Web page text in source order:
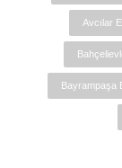
Avcılar
Bayrampaşa